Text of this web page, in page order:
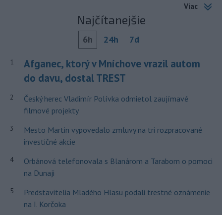
Viac
Najčítanejšie
6h 24h 7d
1
Afganec, ktorý v Mníchove vrazil autom
do davu, dostal TREST
2
Český herec Vladimír Polívka odmietol zaujímavé
filmové projekty
3
Mesto Martin vypovedalo zmluvy na tri rozpracované
investičné akcie
4
Orbánová telefonovala s Blanárom a Tarabom o pomoci
na Dunaji
5
Predstavitelia Mladého Hlasu podali trestné oznámenie
na I. Korčoka